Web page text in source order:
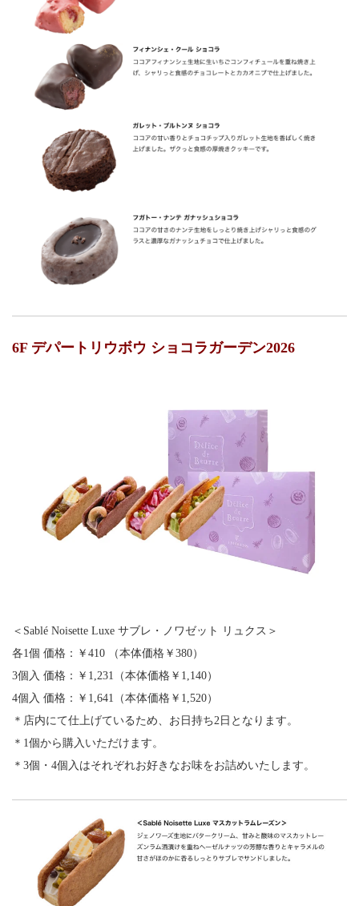
6F デパートリウボウ ショコラガーデン2026
＜Sablé Noisette Luxe サブレ・ノワゼット リュクス＞
各1個 価格：￥410 （本体価格￥380）
3個入 価格：￥1,231（本体価格￥1,140）
4個入 価格：￥1,641（本体価格￥1,520）
＊店内にて仕上げているため、お日持ち2日となります。
＊1個から購入いただけます。
＊3個・4個入はそれぞれお好きなお味をお詰めいたします。